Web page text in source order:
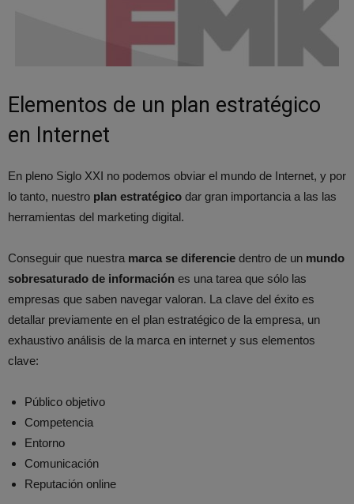
Elementos de un plan estratégico
en Internet
En pleno Siglo XXI no podemos obviar el mundo de Internet, y por
lo tanto, nuestro plan estratégico dar gran importancia a las las
herramientas del marketing digital.
Conseguir que nuestra marca se diferencie dentro de un mundo
sobresaturado de información es una tarea que sólo las
empresas que saben navegar valoran. La clave del éxito es
detallar previamente en el plan estratégico de la empresa, un
exhaustivo análisis de la marca en internet y sus elementos
clave:
Público objetivo
Competencia
Entorno
Comunicación
Reputación online